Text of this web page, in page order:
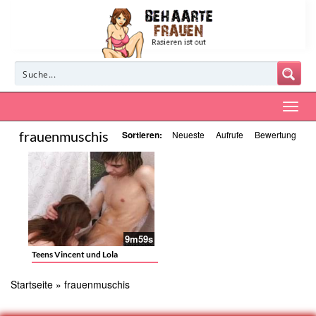
frauenmuschis Sortieren: Neueste Aufrufe Bewertung
9m59s
Teens Vincent und Lola
Startseite » frauenmuschis